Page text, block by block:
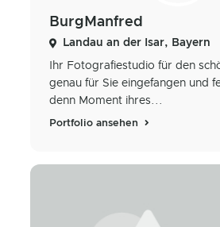
BurgManfred
Landau an der Isar, Bayern
Ihr Fotografiestudio für den
genau für Sie eingefangen und
denn Moment ihres...
Portfolio ansehen